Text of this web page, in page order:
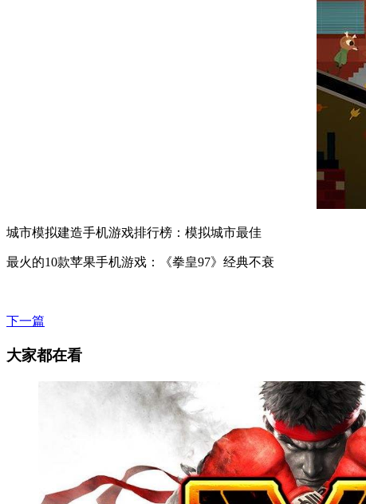
城市模拟建造手机游戏排行榜：模拟城市最佳
最火的10款苹果手机游戏：《拳皇97》经典不衰
下一篇
大家都在看